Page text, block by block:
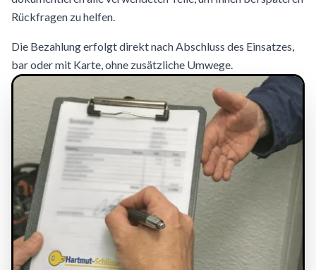
Rückfragen zu helfen.
Die Bezahlung erfolgt direkt nach Abschluss des Einsatzes,
bar oder mit Karte, ohne zusätzliche Umwege.